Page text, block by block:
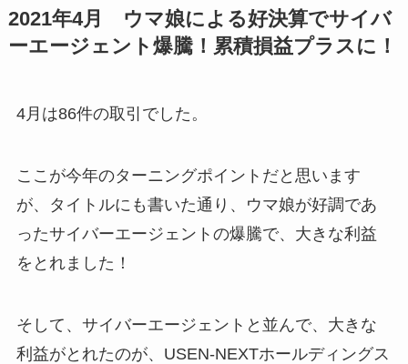
2021年4月 ウマ娘による好決算でサイバ
ーエージェント爆騰！累積損益プラスに！
4月は86件の取引でした。
ここが今年のターニングポイントだと思います
が、タイトルにも書いた通り、ウマ娘が好調であ
ったサイバーエージェントの爆騰で、大きな利益
をとれました！
そして、サイバーエージェントと並んで、大きな
利益がとれたのが、USEN-NEXTホールディングス